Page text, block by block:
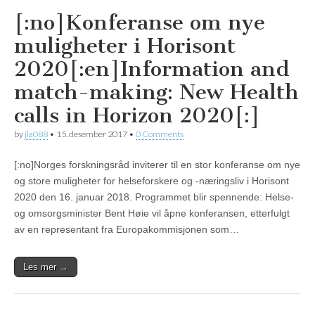
[:no]Konferanse om nye
muligheter i Horisont
2020[:en]Information and
match-making: New Health
calls in Horizon 2020[:]
by jla088 • 15. desember 2017 • 0 Comments
[:no]Norges forskningsråd inviterer til en stor konferanse om nye
og store muligheter for helseforskere og -næringsliv i Horisont
2020 den 16. januar 2018. Programmet blir spennende: Helse-
og omsorgsminister Bent Høie vil åpne konferansen, etterfulgt
av en representant fra Europakommisjonen som…
Les mer →